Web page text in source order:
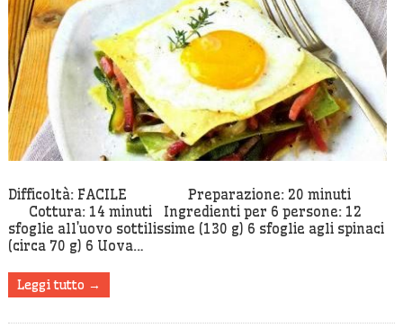
Difficoltà: FACILE Preparazione: 20 minuti
Cottura: 14 minuti Ingredienti per 6 persone: 12
sfoglie all’uovo sottilissime (130 g) 6 sfoglie agli spinaci
(circa 70 g) 6 Uova…
Leggi tutto →